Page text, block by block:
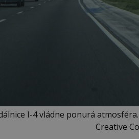
I-4 vládne ponurá
Creative